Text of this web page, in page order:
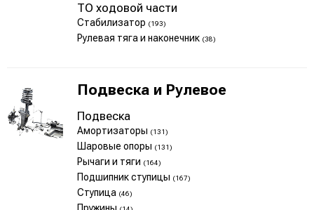
ТО ходовой части
Стабилизатор (193)
Рулевая тяга и наконечник (38)
Подвеска и Рулевое
Подвеска
Амортизаторы (131)
Шаровые опоры (131)
Рычаги и тяги (164)
Подшипник ступицы (167)
Ступица (46)